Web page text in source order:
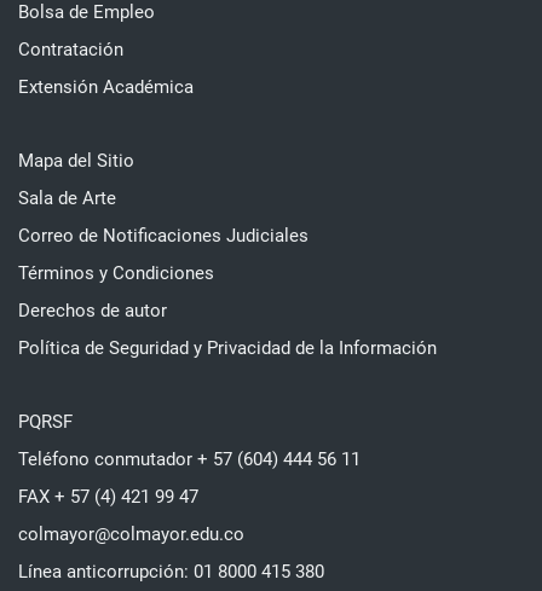
Bolsa de Empleo
Contratación
Extensión Académica
Mapa del Sitio
Sala de Arte
Correo de Notificaciones Judiciales
Términos y Condiciones
Derechos de autor
Política de Seguridad y Privacidad de la Información
PQRSF
Teléfono conmutador + 57 (604) 444 56 11
FAX + 57 (4) 421 99 47
colmayor@colmayor.edu.co
Línea anticorrupción: 01 8000 415 380